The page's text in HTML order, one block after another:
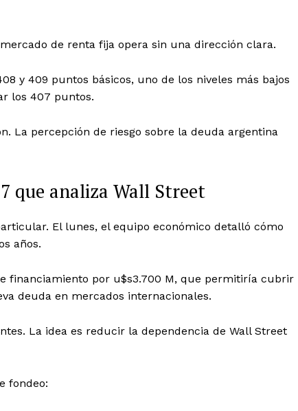
de renta fija opera sin una dirección clara.
y 409 puntos básicos, uno de los niveles más bajos
los 407 puntos.
La percepción de riesgo sobre la deuda argentina
que analiza Wall Street
El lunes, el equipo económico detalló cómo
años.
financiamiento por u$s3.700 M, que permitiría cubrir
deuda en mercados internacionales.
La idea es reducir la dependencia de Wall Street
fondeo: